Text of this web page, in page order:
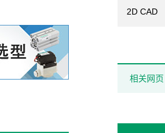
2D CAD
相关网页